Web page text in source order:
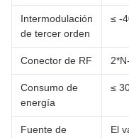
Intermodulación
de tercer orden
≤ -
Conector de RF
Consumo de
energía
≤
Fuente de
El